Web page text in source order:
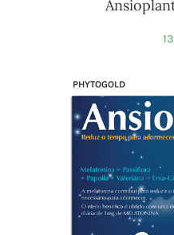
PHYTOGOLD